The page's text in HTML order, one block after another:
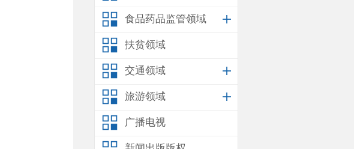
食品药品监管领域
扶贫领域
交通领域
旅游领域
广播电视